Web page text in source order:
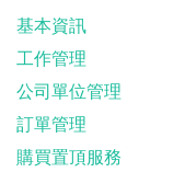
基本資訊
工作管理
公司單位管理
訂單管理
購買置頂服務